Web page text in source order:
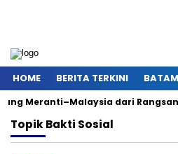
HOME BERITA TERKINI BATAM
dari Rangsang
TopikBakti Sosial